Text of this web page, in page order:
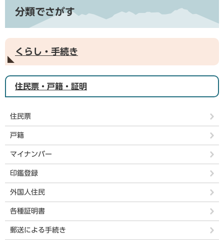
分類でさがす
くらし・手続き
住民票・戸籍・証明
住民票
戸籍
マイナンバー
印鑑登録
外国人住民
各種証明書
郵送による手続き